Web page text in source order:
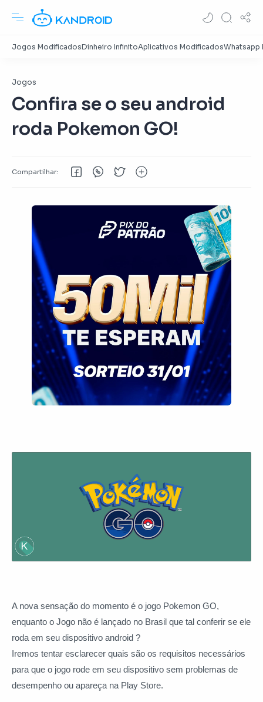
Jogos
Confira se o seu android
roda Pokemon GO!
A nova sensação do momento é o jogo Pokemon GO,
enquanto o Jogo não é lançado no Brasil que tal conferir se ele
roda em seu dispositivo android ?
Iremos tentar esclarecer quais são os requisitos necessários
para que o jogo rode em seu dispositivo sem problemas de
desempenho ou apareça na Play Store.